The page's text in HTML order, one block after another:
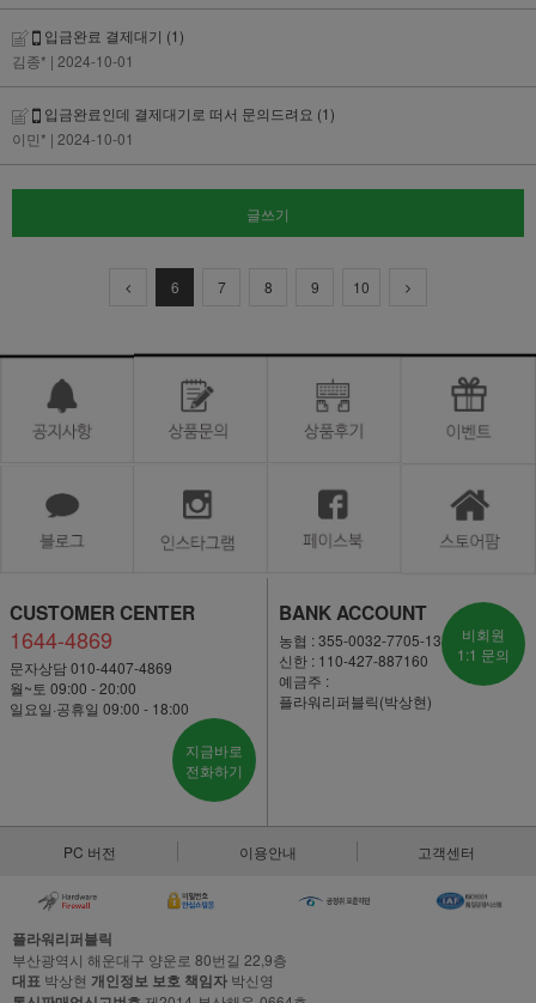
입금완료 결제대기 (1)
김종* | 2024-10-01
입금완료인데 결제대기로 떠서 문의드려요 (1)
이민* | 2024-10-01
글쓰기
6 7 8 9 10
CUSTOMER CENTER
1644-4869
문자상담 010-4407-4869
월~토 09:00 - 20:00
일요일·공휴일 09:00 - 18:00
지금바로
전화하기
BANK ACCOUNT
농협 : 355-0032-7705-13
신한 : 110-427-887160
예금주 :
플라워리퍼블릭(박상현)
비회원
1:1 문의
PC 버전 이용안내 고객센터
플라워리퍼블릭
부산광역시 해운대구 양운로 80번길 22,9층
대표 박상현 개인정보 보호 책임자 박신영